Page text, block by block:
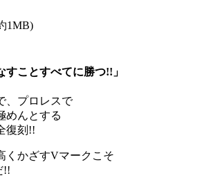
1MB)
すことすべてに勝つ!!」
、プロレスで
めんとする
復刻!!
くかざすVマークこそ
!!